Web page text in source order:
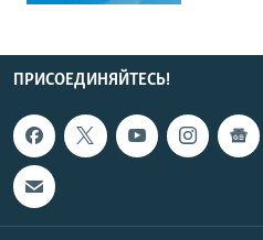
ПРИСОЕДИНЯЙТЕСЬ!